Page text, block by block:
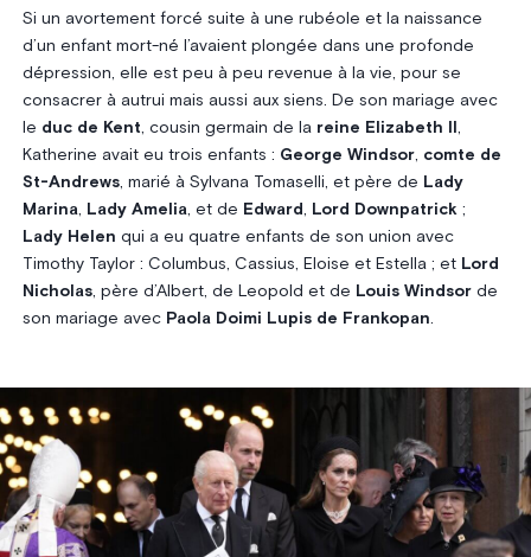
Si un avortement forcé suite à une rubéole et la naissance
d’un enfant mort-né l’avaient plongée dans une profonde
dépression, elle est peu à peu revenue à la vie, pour se
consacrer à autrui mais aussi aux siens. De son mariage avec
le duc de Kent, cousin germain de la reine Elizabeth II ,
Katherine avait eu trois enfants : George Windsor, comte de
St-Andrews, marié à Sylvana Tomaselli, et père de Lady
Marina, Lady Amelia, et de Edward, Lord Downpatrick;
Lady Helen qui a eu quatre enfants de son union avec
Timothy Taylor : Columbus, Cassius, Eloise et Estella ; et Lord
Nicholas, père d’Albert, de Leopold et de Louis Windsorde
son mariage avec Paola Doimi Lupis de Frankopan.